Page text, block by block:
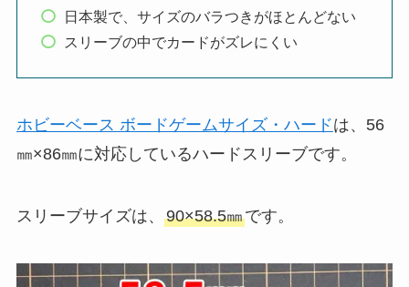
日本製で、サイズのバラつきがほとんどない
スリーブの中でカードがズレにくい
ホビーベース ボードゲームサイズ・ハードは、56
㎜×86㎜に対応しているハードスリーブです。
スリーブサイズは、 90×58.5㎜です。